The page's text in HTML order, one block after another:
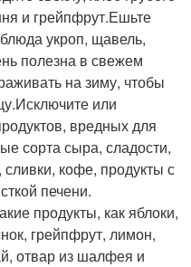
и грейпфрут.Ешьте
укроп, щавель,
полезна в свежем
на зиму, чтобы
или
вредных для
сорта сыра, сладости,
кофе, продукты с
печени.
продукты, как яблоки,
грейпфрут, лимон,
отвар из шалфея и